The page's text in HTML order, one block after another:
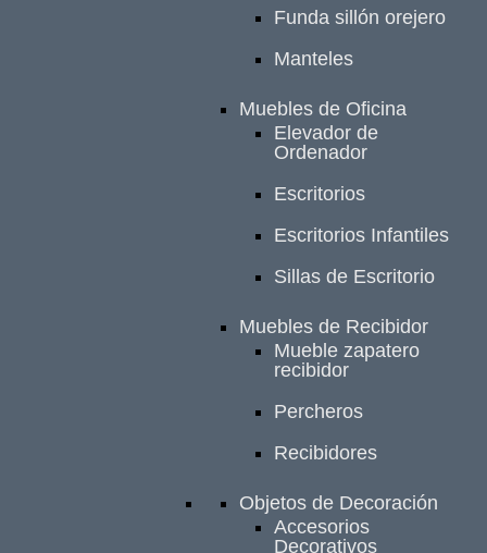
Funda sillón orejero
Manteles
Muebles de Oficina
Elevador de
Ordenador
Escritorios
Escritorios Infantiles
Sillas de Escritorio
Muebles de Recibidor
Mueble zapatero
recibidor
Percheros
Recibidores
Objetos de Decoración
Accesorios
Decorativos